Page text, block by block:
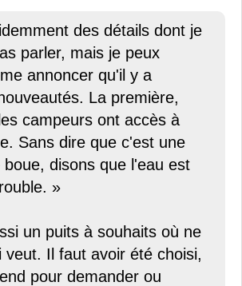
des détails dont je
parler, mais je peux
annoncer qu'il y a
La première,
campeurs ont accès à
Sans dire que c'est une
boue, disons que l'eau est
»
un puits à souhaits où ne
veut. Il faut avoir été choisi,
pour demander ou